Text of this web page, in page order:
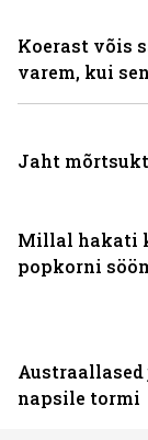
Millal hakati
popkorni
napsile tormi
Koerast võis
varem, kui
Jaht